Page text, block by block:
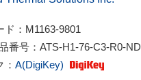
： M1163-9801
番号： ATS-H1-76-C3-R0-ND
A(DigiKey)